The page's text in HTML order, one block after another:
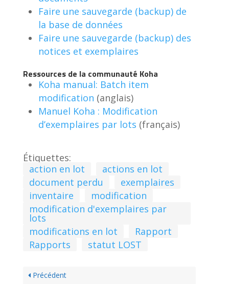
Faire une sauvegarde (backup) de
la base de données
Faire une sauvegarde (backup) des
notices et exemplaires
Ressources de la communauté Koha
Koha manual: Batch item
modification (anglais)
Manuel Koha : Modification
d’exemplaires par lots (français)
Étiquettes:
action en lot
actions en lot
document perdu
exemplaires
inventaire
modification
modification d'exemplaires par
lots
modifications en lot
Rapport
Rapports
statut LOST
Précédent